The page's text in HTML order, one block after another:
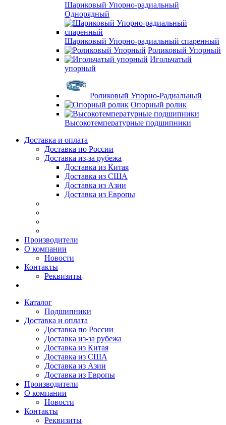
Шариковый Упорно-радиальный
Однорядный
Шариковый Упорно-радиальный спаренный
Роликовый Упорный
Игольчатый
упорный
Роликовый Упорно-Радиальный
Опорный ролик
Высокотемпературные подшипники
Доставка и оплата
Доставка по России
Доставка из-за рубежа
Доставка из Китая
Доставка из США
Доставка из Азии
Доставка из Европы
Производители
О компании
Новости
Контакты
Реквизиты
Каталог
Подшипники
Доставка и оплата
Доставка по России
Доставка из-за рубежа
Доставка из Китая
Доставка из США
Доставка из Азии
Доставка из Европы
Производители
О компании
Новости
Контакты
Реквизиты